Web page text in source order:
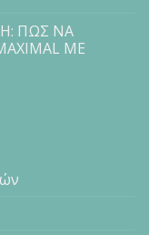
ΠΩΣ ΝΑ
ΜΕ